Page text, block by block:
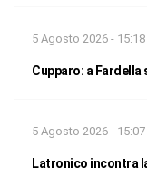
5 Agosto 2026 - 15:18
Cupparo: a
5 Agosto 2026 - 15:07
Latronico incontra